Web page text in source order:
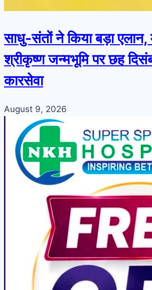
साधु-संतों ने किया बड़ा एलान,
श्रीकृष्ण जन्मभूमि पर छह
कारसेवा
August 9, 2026